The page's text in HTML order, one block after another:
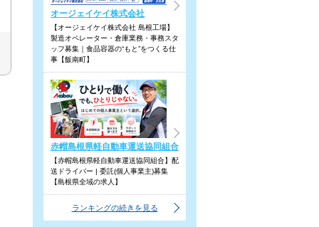
オージェイケイ株式会社
【オージェイケイ株式会社 島根工場】
製造オペレーター・倉庫業務・事務スタ
ッフ募集｜食品容器の“もと”をつくる仕
事【飯南町】
赤帽島根県軽自動車運送協同組合
【赤帽島根県軽自動車運送協同組合】配
送ドライバー | 委託(個人事業主)募集
【島根県全域の求人】
ランキングの続きを見る